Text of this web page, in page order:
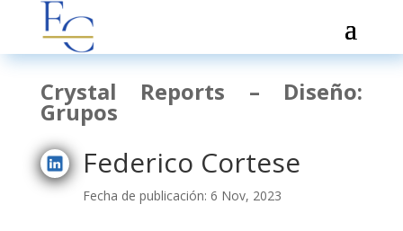
Crystal Reports – Diseño:
Grupos
Federico Cortese
Fecha de publicación: 6 Nov, 2023